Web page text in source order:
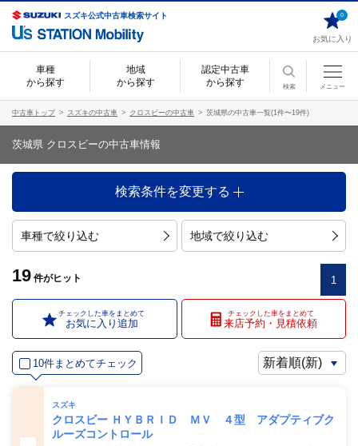
スズキ公式中古車検索サイト
お気に入り
0
車種
から探す
地域
から探す
認定中古車
から探す
検索 メニュー
中古車トップ スズキの中古車 クロスビーの中古車 茨城県の中古車一覧(1件〜19件)
茨城県 クロスビーの中古車情報
検索条件を変更する
車種で絞り込む 地域で絞り込む
19 件がヒット 1
チェックした車をまとめて
お気に入り追加
チェックした車をまとめて
来店予約・見積依頼
10件まとめてチェック
スズキ
クロスビー ＨＹＢＲＩＤ ＭＶ ４型 アダプティブク
ルーズコントロール